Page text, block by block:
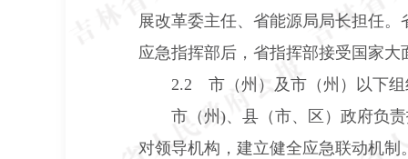
展改革委主任、省能源局局长担任
应急指挥部后，省指挥部接受国家
2.2 市（州）及市（州）以下组
市（州 )、县（市、区）政府负
对领导机构，建立健全应急联动机